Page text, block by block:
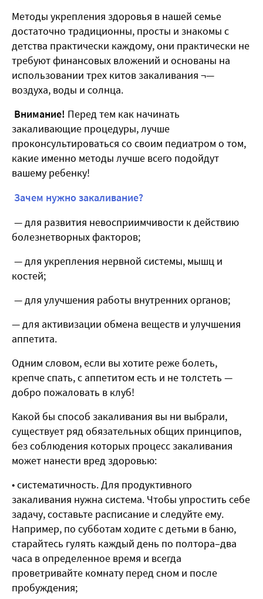
Методы укрепления здоровья в нашей семье
достаточно традиционны, просты и знакомы с
детства практически каждому, они практически не
требуют финансовых вложений и основаны на
использовании трех китов закаливания ¬—
воздуха, воды и солнца.
Внимание! Перед тем как начинать
закаливающие процедуры, лучше
проконсультироваться со своим педиатром о том,
какие именно методы лучше всего подойдут
вашему ребенку!
Зачем нужно закаливание?
— для развития невосприимчивости к действию
болезнетворных факторов;
— для укрепления нервной системы, мышц и
костей;
— для улучшения работы внутренних органов;
— для активизации обмена веществ и улучшения
аппетита.
Одним словом, если вы хотите реже болеть,
крепче спать, с аппетитом есть и не толстеть —
добро пожаловать в клуб!
Какой бы способ закаливания вы ни выбрали,
существует ряд обязательных общих принципов,
без соблюдения которых процесс закаливания
может нанести вред здоровью:
• систематичность. Для продуктивного
закаливания нужна система. Чтобы упростить себе
задачу, составьте расписание и следуйте ему.
Например, по субботам ходите с детьми в баню,
старайтесь гулять каждый день по полтора–два
часа в определенное время и всегда
проветривайте комнату перед сном и после
пробуждения;